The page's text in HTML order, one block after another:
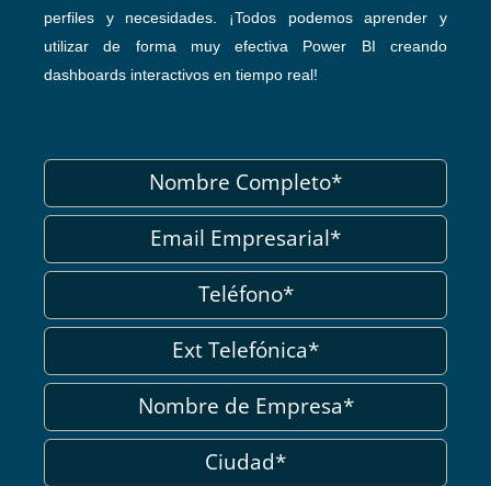
perfiles y necesidades. ¡Todos podemos aprender y
utilizar de forma muy efectiva Power BI creando
dashboards interactivos en tiempo real!